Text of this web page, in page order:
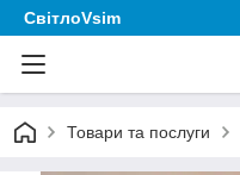
СвітлоVsim
Товари та послуги